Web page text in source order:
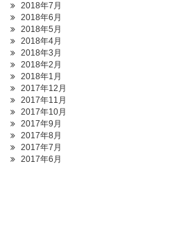
2018年7月
2018年6月
2018年5月
2018年4月
2018年3月
2018年2月
2018年1月
2017年12月
2017年11月
2017年10月
2017年9月
2017年8月
2017年7月
2017年6月